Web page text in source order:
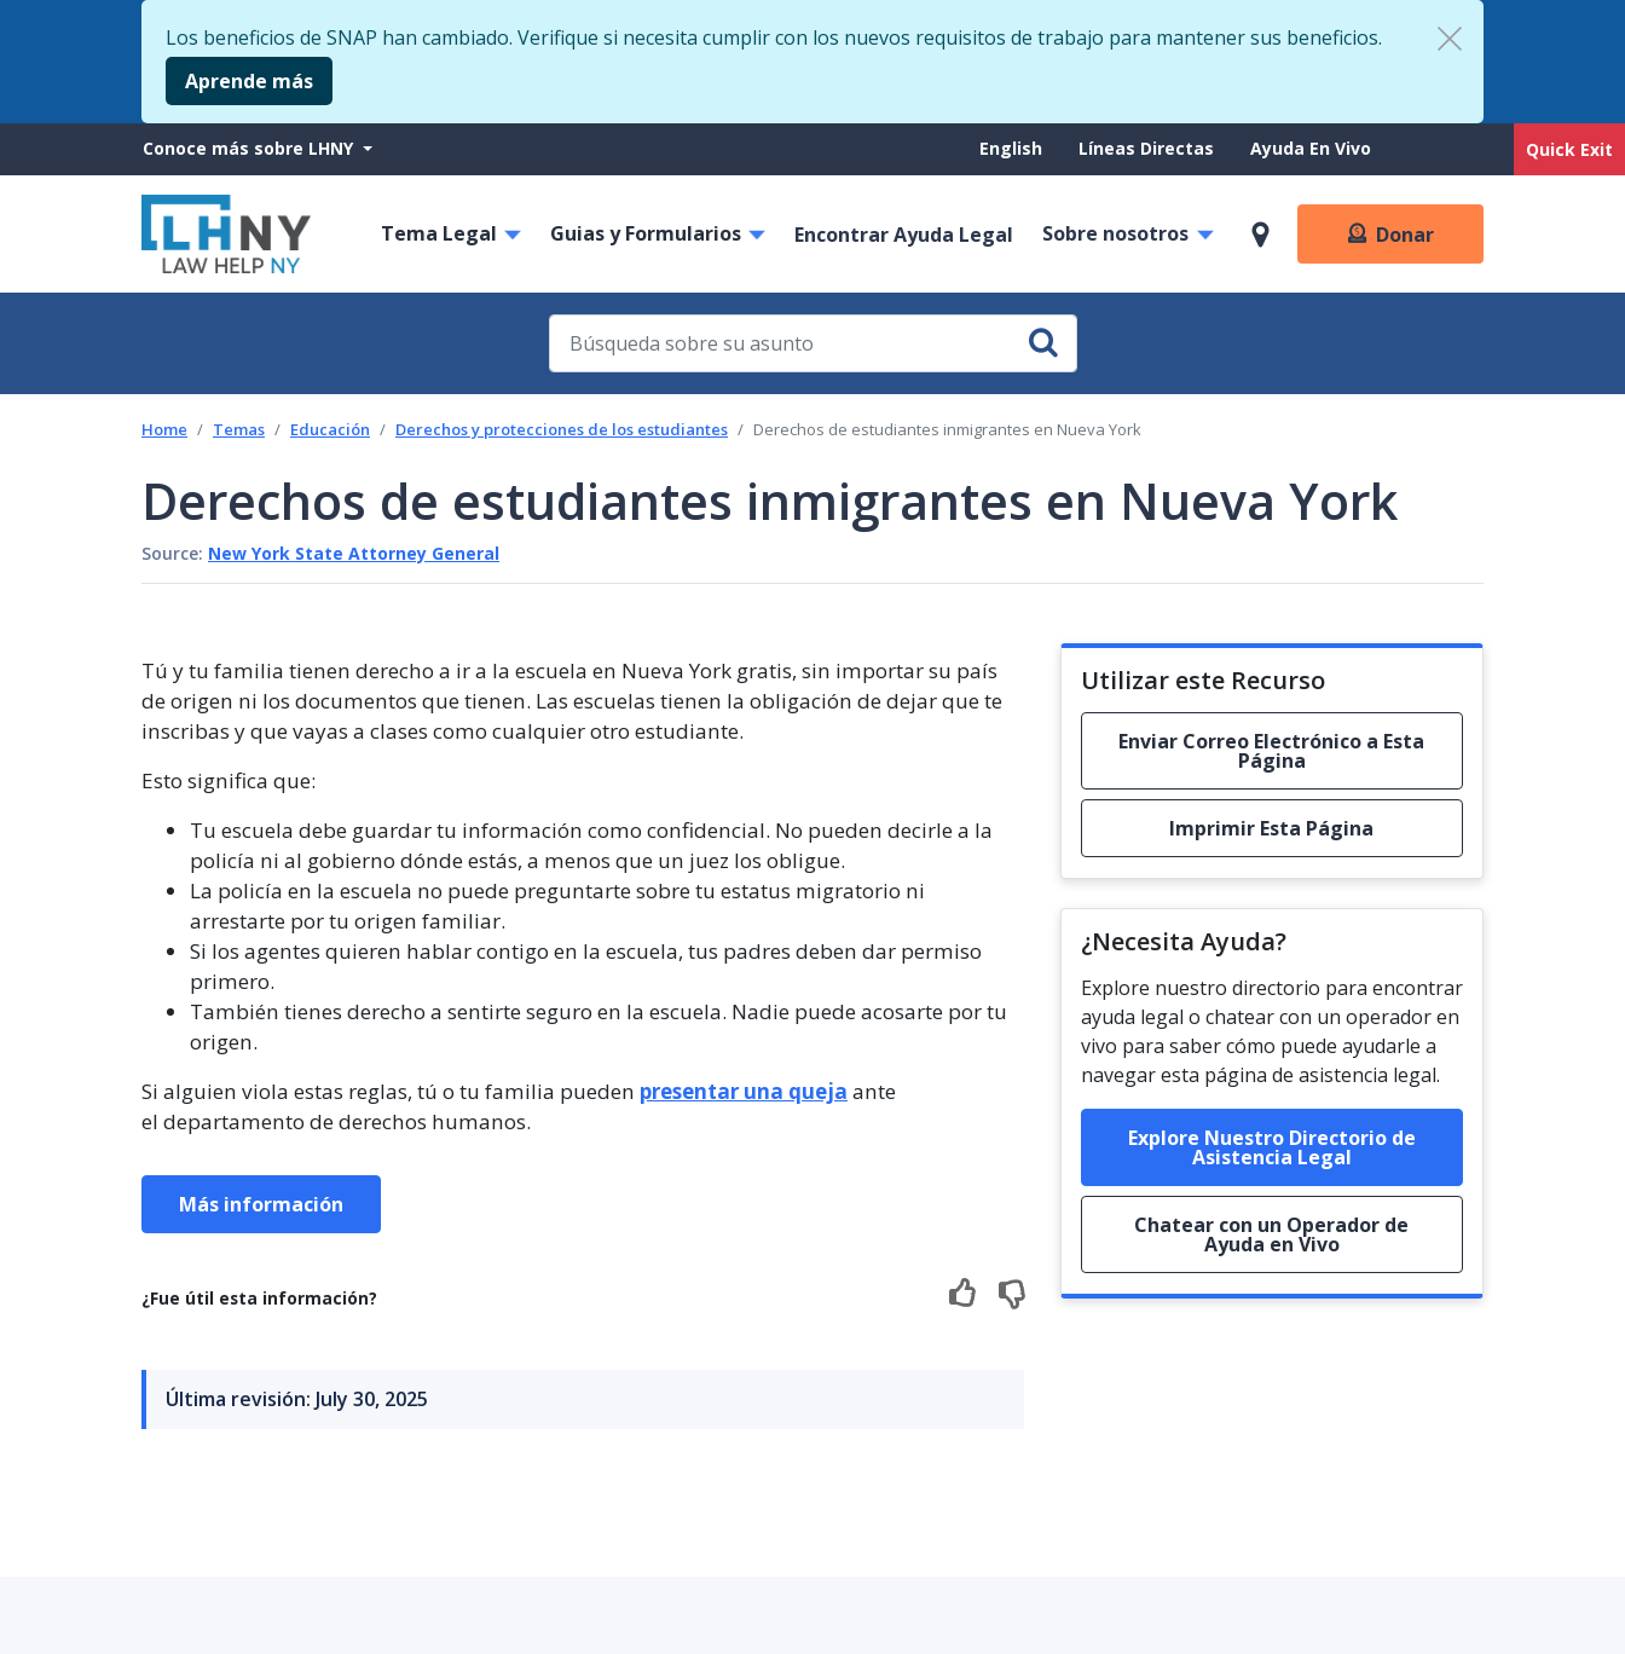
to
Quick Exit
Los beneficios de SNAP han cambiado. Verifique si necesita cumplir con los nuevos requisitos de trabajo para mantener sus beneficios.
Aprende más
More
from
LHNY
Conoce más sobre LHNY Support
English Líneas Directas Ayuda En Vivo
navigation
Tema Legal Guias y Formularios Encontrar Ayuda Legal Sobre nosotros Donar
Home Temas Educación Derechos y protecciones de los estudiantes Derechos de estudiantes inmigrantes en Nueva York
Derechos de estudiantes inmigrantes en Nueva York
Source: New York State Attorney General
Tú y tu familia tienen derecho a ir a la escuela en Nueva York gratis, sin importar su país
de origen ni los documentos que tienen. Las escuelas tienen la obligación de dejar que te
inscribas y que vayas a clases como cualquier otro estudiante.
Esto significa que:
Tu escuela debe guardar tu información como confidencial. No pueden decirle a la
policía ni al gobierno dónde estás, a menos que un juez los obligue.
La policía en la escuela no puede preguntarte sobre tu estatus migratorio ni
arrestarte por tu origen familiar.
Si los agentes quieren hablar contigo en la escuela, tus padres deben dar permiso
primero.
También tienes derecho a sentirte seguro en la escuela. Nadie puede acosarte por tu
origen.
Si alguien viola estas reglas, tú o tu familia pueden presentar una queja ante
el departamento de derechos humanos.
Más información
¿Fue útil esta información?
Última revisión: July 30, 2025
Utilizar este Recurso
Enviar Correo Electrónico a Esta
Página
Imprimir Esta Página
¿Necesita Ayuda?
Explore nuestro directorio para encontrar
ayuda legal o chatear con un operador en
vivo para saber cómo puede ayudarle a
navegar esta página de asistencia legal.
Explore Nuestro Directorio de
Asistencia Legal
Chatear con un Operador de
Ayuda en Vivo